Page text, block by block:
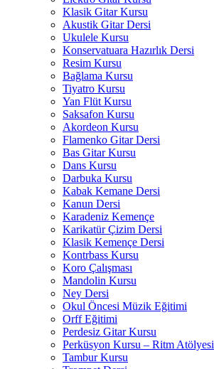
Klasik Gitar Kursu
Akustik Gitar Dersi
Ukulele Kursu
Konservatuara Hazırlık Dersi
Resim Kursu
Bağlama Kursu
Tiyatro Kursu
Yan Flüt Kursu
Saksafon Kursu
Akordeon Kursu
Flamenko Gitar Dersi
Bas Gitar Kursu
Dans Kursu
Darbuka Kursu
Kabak Kemane Dersi
Kanun Dersi
Karadeniz Kemençe
Karikatür Çizim Dersi
Klasik Kemençe Dersi
Kontrbass Kursu
Koro Çalışması
Mandolin Kursu
Ney Dersi
Okul Öncesi Müzik Eğitimi
Orff Eğitimi
Perdesiz Gitar Kursu
Perküsyon Kursu – Ritm Atölyesi
Tambur Kursu